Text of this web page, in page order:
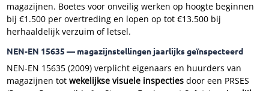
magazijnen. Boetes voor onveilig werken op hoogte beginnen
bij €1.500 per overtreding en lopen op tot €13.500 bij
herhaaldelijk verzuim of letsel.
NEN-EN 15635 — magazijnstellingen jaarlijks geïnspecteerd
NEN-EN 15635 (2009) verplicht eigenaars en huurders van
magazijnen tot wekelijkse visuele inspectiesdoor een PRSES